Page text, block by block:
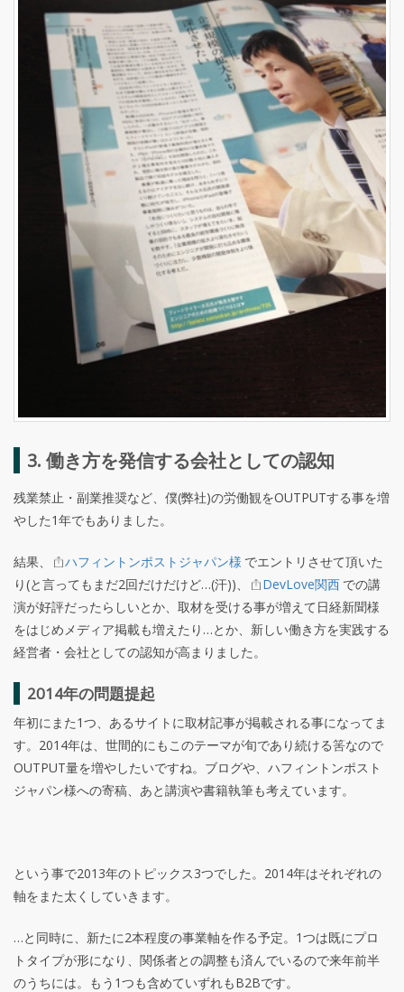
3. 働き方を発信する会社としての認知
残業禁止・副業推奨など、僕(弊社)の労働観をOUTPUTする事を増
やした1年でもありました。
結果、 ハフィントンポストジャパン様 でエントリさせて頂いた
り(と言ってもまだ2回だけだけど…(汗))、
DevLove関西 での講
演が好評だったらしいとか、取材を受ける事が増えて日経新聞様
をはじめメディア掲載も増えたり…とか、新しい働き方を実践する
経営者・会社としての認知が高まりました。
2014年の問題提起
年初にまた1つ、あるサイトに取材記事が掲載される事になってま
す。2014年は、世間的にもこのテーマが旬であり続ける筈なので
OUTPUT量を増やしたいですね。ブログや、ハフィントンポスト
ジャパン様への寄稿、あと講演や書籍執筆も考えています。
という事で2013年のトピックス3つでした。2014年はそれぞれの
軸をまた太くしていきます。
…と同時に、新たに2本程度の事業軸を作る予定。1つは既にプロ
トタイプが形になり、関係者との調整も済んでいるので来年前半
のうちには。もう1つも含めていずれもB2Bです。